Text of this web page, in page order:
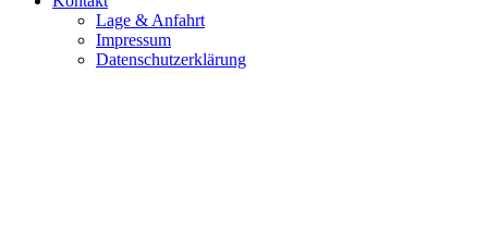
Lage & Anfahrt
Impressum
Datenschutzerklärung